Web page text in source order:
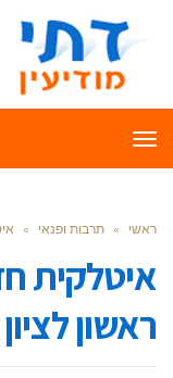
תפריט
ראשי » תרבות ופנאי »
איטלקית
ראשון לציון